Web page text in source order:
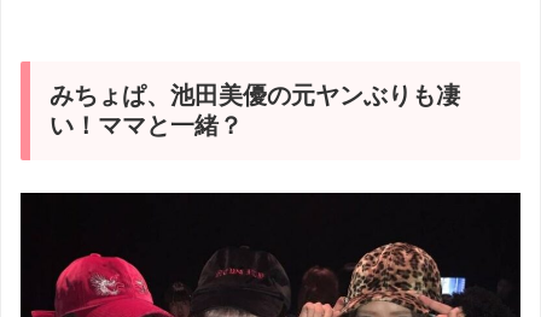
みちょぱ、池田美優の元ヤンぶりも凄
い！ママと一緒？